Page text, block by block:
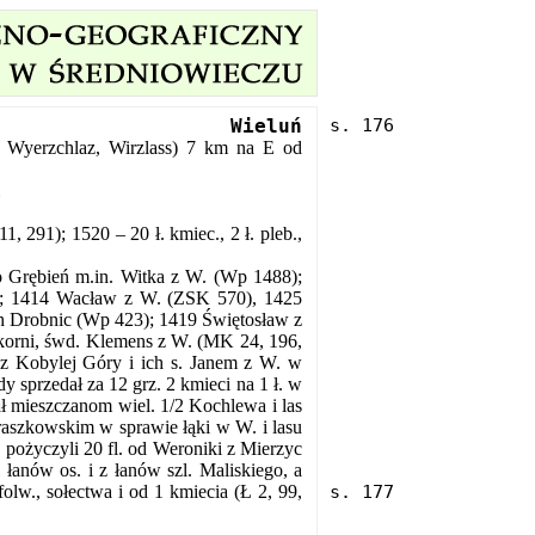
Wieluń
Wyerzchlaz, Wirzlass) 7 km na E od
291); 1520 – 20 ł. kmiec., 2 ł. pleb.,
Grębień m.in. Witka z W. (Wp 1488);
Wacław z W. (ZSK 570), 1425
Drobnic (Wp 423); 1419 Świętosław z
śwd. Klemens z W. (MK 24, 196,
Kobylej Góry i ich s. Janem z W. w
sprzedał za 12 grz. 2 kmieci na 1 ł. w
mieszczanom wiel. 1/2 Kochlewa i las
w sprawie łąki w W. i lasu
pożyczyli 20 fl. od Weroniki z Mierzyc
os. i z łanów szl. Maliskiego, a
sołectwa i od 1 kmiecia (Ł 2, 99,